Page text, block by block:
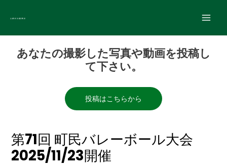
あなたの撮影した写真や動画を投稿し
て下さい。
投稿はこちらから
第71回 町民バレーボール大会
2025/11/23開催
navigation